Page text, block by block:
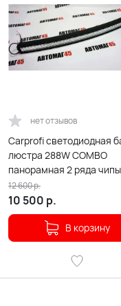
нет отзывов
Carprofi cветодиодная балка
люстра 288W COMBO
панорамная 2 ряда чипы
CREE 3W 16-30V
мес
10 500 р.
12 600р.
В корзину